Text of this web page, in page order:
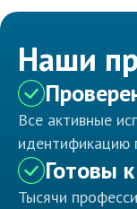
Наши
Все активные
идентификацию
Готовы
Тысячи